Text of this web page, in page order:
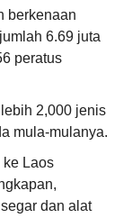
berkenaan
6.69 juta
peratus
2,000 jenis
mula-mulanya.
ke Laos
dan alat